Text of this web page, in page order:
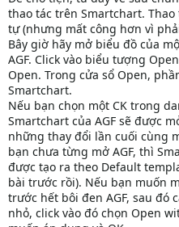
thao tác trên Smartchart.
tự (nhưng mất công hơn vì
Bây giờ hãy mở biểu đồ của
AGF. Click vào biểu tượng
Open. Trong cửa sổ Open,
Smartchart.
Nếu bạn chọn một CK trong
Smartchart của AGF sẽ được
những thay đổi lần cuối cùng
bạn chưa từng mở AGF, thì
được tạo ra theo Default
bài trước rồi). Nếu bạn muốn
trước hết bôi đen AGF, sau đó
nhỏ, click vào đó chọn Open